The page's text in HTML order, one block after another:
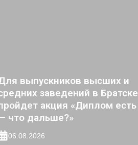
выпускников высших и
заведений в Братске
акция «Диплом есть
что дальше?»
06.08.2026